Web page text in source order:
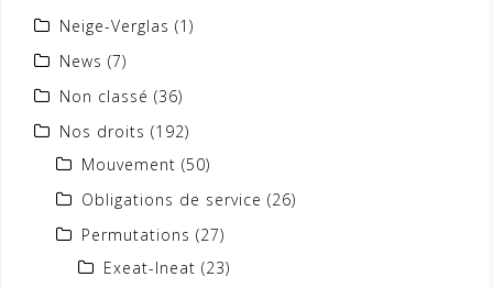
Neige-Verglas (1)
News (7)
Non classé (36)
Nos droits (192)
Mouvement (50)
Obligations de service (26)
Permutations (27)
Exeat-Ineat (23)